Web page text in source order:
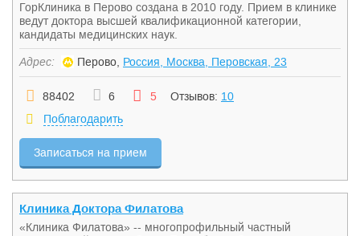
ГорКлиника в Перово создана в 2010 году. Прием в клинике
ведут доктора высшей квалификационной категории,
кандидаты медицинских наук.
Адрес: Перово, Россия, Москва, Перовская, 23
88402 6 5 Отзывов: 10
Поблагодарить
Записаться на прием
Клиника Доктора Филатова
«Клиника Филатова» -- многопрофильный частный